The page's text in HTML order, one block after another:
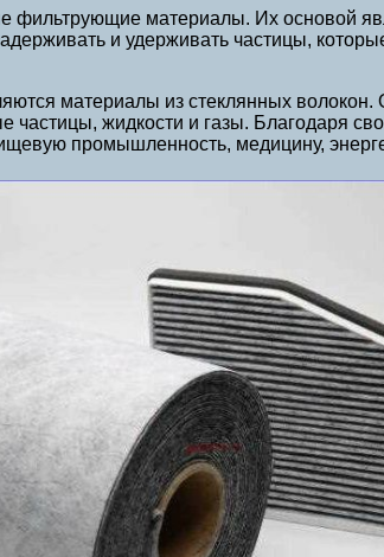
материалы. Их основой
и удерживать частицы,
материалы из стеклянных волокон.
частицы, жидкости и газы. Благодаря
промышленность, медицину,